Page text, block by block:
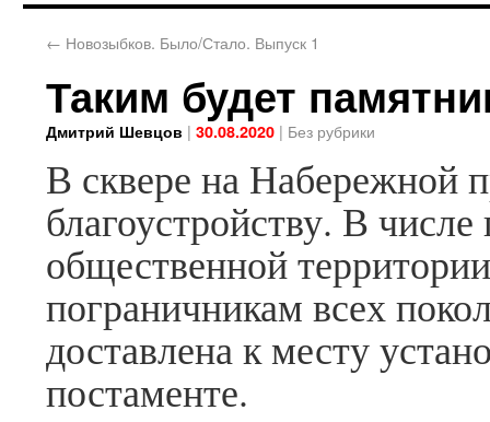
← Новозыбков. Было/Стало. Выпуск 1
Таким будет
Дмитрий Шевцов | 30.08.2020 | Без рубрики
В сквере на Набережной
благоустройству. В
общественной
пограничникам всех
доставлена к месту
постаменте.